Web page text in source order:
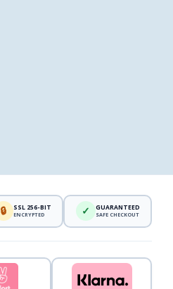
🔒 SSL 256-BIT
ENCRYPTED ✓ GUARANTEED
SAFE CHECKOUT